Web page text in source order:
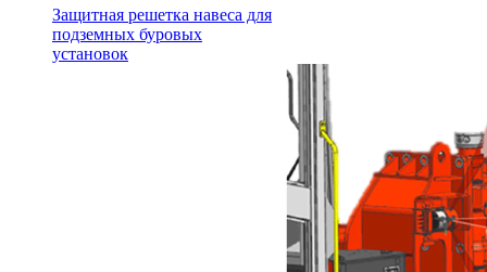
Защитная решетка навеса для
подземных буровых
установок